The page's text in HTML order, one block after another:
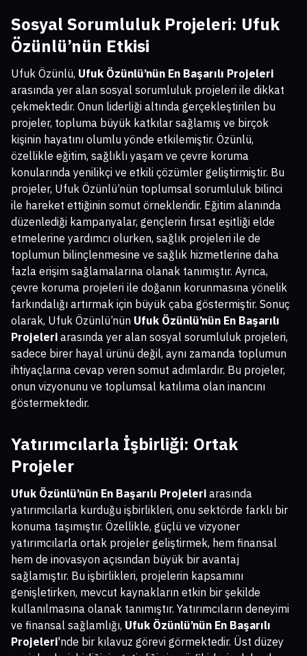
Sosyal Sorumluluk Projeleri: Ufuk
Özünlü’nün Etkisi
Ufuk Özünlü, Ufuk Özünlü’nün En Başarılı Projeleri
arasında yer alan sosyal sorumluluk projeleri ile dikkat
çekmektedir. Onun liderliği altında gerçekleştirilen bu
projeler, topluma büyük katkılar sağlamış ve birçok
kişinin hayatını olumlu yönde etkilemiştir. Özünlü,
özellikle eğitim, sağlıklı yaşam ve çevre koruma
konularında yenilikçi ve etkili çözümler geliştirmiştir. Bu
projeler, Ufuk Özünlü’nün toplumsal sorumluluk bilinci
ile hareket ettiğinin somut örnekleridir. Eğitim alanında
düzenlediği kampanyalar, gençlerin fırsat eşitliği elde
etmelerine yardımcı olurken, sağlık projeleri ile de
toplumun bilinçlenmesine ve sağlık hizmetlerine daha
fazla erişim sağlamalarına olanak tanımıştır. Ayrıca,
çevre koruma projeleri ile doğanın korunmasına yönelik
farkındalığı artırmak için büyük çaba göstermiştir. Sonuç
olarak, Ufuk Özünlü’nün Ufuk Özünlü’nün En Başarılı
Projeleri arasında yer alan sosyal sorumluluk projeleri,
sadece birer hayal ürünü değil, aynı zamanda toplumun
ihtiyaçlarına cevap veren somut adımlardır. Bu projeler,
onun vizyonunu ve toplumsal katılıma olan inancını
göstermektedir.
Yatırımcılarla İşbirliği: Ortak
Projeler
Ufuk Özünlü’nün En Başarılı Projeleri arasında
yatırımcılarla kurduğu işbirlikleri, onu sektörde farklı bir
konuma taşımıştır. Özellikle, güçlü ve vizyoner
yatırımcılarla ortak projeler geliştirmek, hem finansal
hem de inovasyon açısından büyük bir avantaj
sağlamıştır. Bu işbirlikleri, projelerin kapsamını
genişletirken, mevcut kaynakların etkin bir şekilde
kullanılmasına olanak tanımıştır. Yatırımcıların deneyimi
ve finansal sağlamlığı, Ufuk Özünlü’nün En Başarılı
Projeleri'nde bir kılavuz görevi görmektedir. Üst düzey